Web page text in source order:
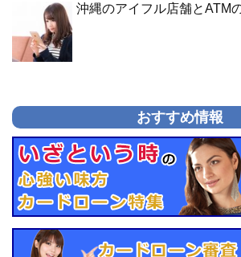
沖縄のアイフル店舗とATM
おすすめ情報